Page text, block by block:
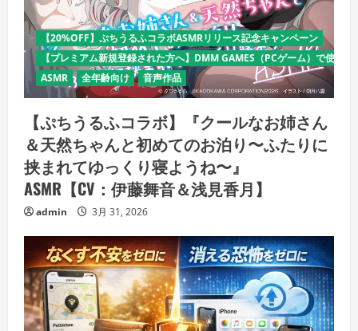
【20%OFF】ぷちうるふコラボASMRリリース記念キャンペーン
【プレミアム新規登録された方へ】DMM GAMES（PCゲーム）で使え
ASMR
全年齢向け 音声作品
【ぷちうるふコラボ】『クールなお姉さん
＆天然ちゃんと初めてのお泊り〜ふたりに
挟まれてゆっくり寝ようね〜』
ASMR【CV：伊藤舞音＆浅見香月】
admin 3月 31, 2026